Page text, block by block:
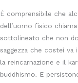
È comprensibile che
dell’uomo fisico
sottolineato che non
saggezza che costei
la reincarnazione e il
buddhismo. E